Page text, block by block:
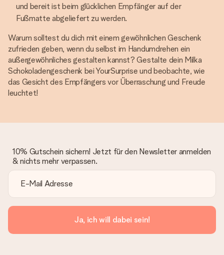
und bereit ist beim glücklichen Empfänger auf der
Fußmatte abgeliefert zu werden.
Warum solltest du dich mit einem gewöhnlichen Geschenk
zufrieden geben, wenn du selbst im Handumdrehen ein
außergewöhnliches gestalten kannst? Gestalte dein Milka
Schokoladengeschenk bei YourSurprise und beobachte, wie
das Gesicht des Empfängers vor Überraschung und Freude
leuchtet!
10% Gutschein sichern! Jetzt für den Newsletter anmelden
& nichts mehr verpassen.
Ja, ich will dabei sein!